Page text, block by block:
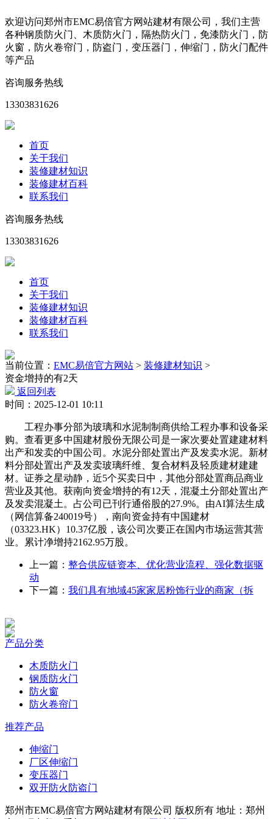
欢迎访问郑州市EMC易倍官方网站建材有限公司，我们主营
各种钢质防火门、木质防火门，隔热防火门，免漆防火门，防
火窗，防火卷帘门，防盗门，变压器门，伸缩门，防火门配件
等产品
咨询服务热线
13303831626
首页
关于我们
装修建材知识
装修建材百科
联系我们
咨询服务热线
13303831626
首页
关于我们
装修建材知识
装修建材百科
联系我们
当前位置： EMC易倍官方网站 > 装修建材知识 >
资金增持的有2天
返回列表
时间：2025-12-01 10:11
工程办事分部为玻璃和水泥制制商供给工程办事和设备采
购。查看更多中国建材股份无限公司是一家次要处置建建材料
出产和发卖的中国公司。水泥分部处置出产及发卖水泥。新材
料分部处置出产及发卖玻璃纤维、复合材料及轻质建材建建
材。证券之星动静，近5个买卖日中，其他分部处置商品商业
营业及其他。获南向资金增持的有12天，混凝土分部处置出产
及发卖混凝土。占公司已刊行通俗股的27.9%。由AI算法生成
（网信算备240019号），南向资金持有中国建材
（03323.HK）10.37亿股，该公司次要正在国内市场运营其营
业。累计净增持2162.95万股。
上一篇： 整合供应链资本、优化营业流程、强化数据驱
动
下一篇： 我们具有地域45家家居粉饰行业的商家（拆
产品分类
木质防火门
钢质防火门
防火窗
防火卷帘门
推荐产品
伸缩门
厂区伸缩门
变压器门
双开防火防盗门
郑州市EMC易倍官方网站建材有限公司 版权所有 地址：郑州